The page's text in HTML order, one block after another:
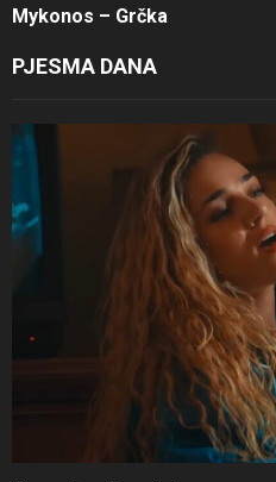
Mykonos – Grčka
PJESMA DANA